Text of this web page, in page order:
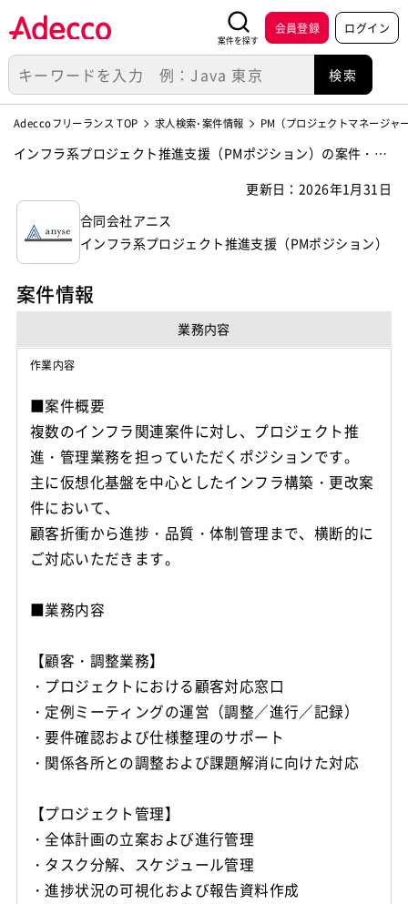
案件を探す
会員登録 ログイン
Adeccoフリーランス TOP 求人検索･案件情報 PM（プロジェクトマネージャ
インフラ系プロジェクト推進支援（PMポジション）の案件・求
更新日：2026年1月31日
合同会社アニス
インフラ系プロジェクト推進支援（PMポジション）
案件情報
業務内容
作業内容
■案件概要
複数のインフラ関連案件に対し、プロジェクト推
進・管理業務を担っていただくポジションです。
主に仮想化基盤を中心としたインフラ構築・更改案
件において、
顧客折衝から進捗・品質・体制管理まで、横断的に
ご対応いただきます。
■業務内容
【顧客・調整業務】
・プロジェクトにおける顧客対応窓口
・定例ミーティングの運営（調整／進行／記録）
・要件確認および仕様整理のサポート
・関係各所との調整および課題解消に向けた対応
【プロジェクト管理】
・全体計画の立案および進行管理
・タスク分解、スケジュール管理
・進捗状況の可視化および報告資料作成